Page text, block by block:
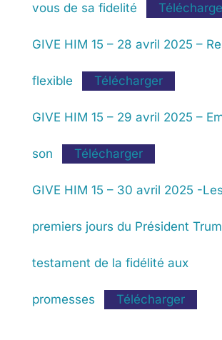
vous de sa fidelité
GIVE HIM 15 – 28 avril 2025 –
flexible Télécharger
GIVE HIM 15 – 29 avril 2025 –
son Télécharger
GIVE HIM 15 – 30 avril 2025 -
premiers jours du Président
testament de la fidélité aux
promesses Télécharger